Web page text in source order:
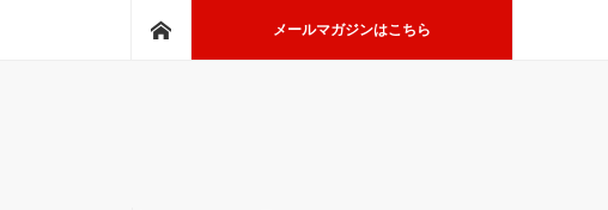
メールマガジンはこちら